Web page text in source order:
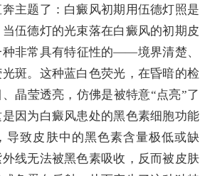
主题了：白癜风初期用伍德灯照是
伍德灯的光束落在白癜风的初期皮
非常具有特征性的——境界清楚、
斑。这种蓝白色荧光，在昏暗的检
晶莹透亮，仿佛是被特意“点亮”了
因为白癜风患处的黑色素细胞功能
导致皮肤中的黑色素含量极低或缺
线无法被黑色素吸收，反而被皮肤